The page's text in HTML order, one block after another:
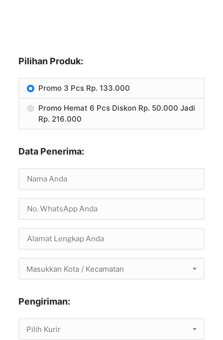
Pilihan Produk:
Promo 3 Pcs Rp. 133.000
Promo Hemat 6 Pcs Diskon Rp. 50.000 Jadi
Rp. 216.000
Data Penerima:
Masukkan Kota / Kecamatan
Pengiriman:
Pilih Kurir